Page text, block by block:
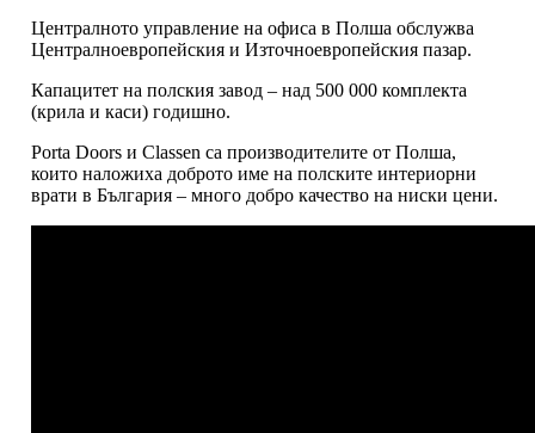
Централното управление на офиса в Полша обслужва
Централноевропейския и Източноевропейския пазар.
Капацитет на полския завод – над 500 000 комплекта
(крила и каси) годишно.
Porta Doors и Classen са производителите от Полша,
които наложиха доброто име на полските интериорни
врати в България – много добро качество на ниски цени.